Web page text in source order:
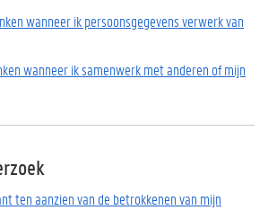
wanneer ik persoonsgegevens verwerk van
wanneer ik samenwerk met anderen of mijn
ten aanzien van de betrokkenen van mijn